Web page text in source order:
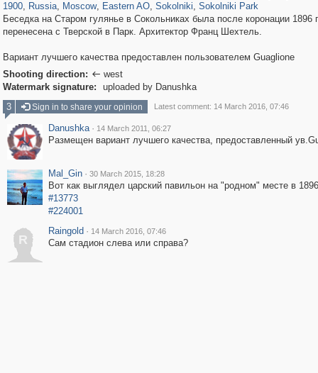
1900, Russia, Moscow, Eastern AO, Sokolniki, Sokolniki Park
Беседка на Старом гулянье в Сокольниках была после коронации 1896
перенесена с Тверской в Парк. Архитектор Франц Шехтель.
Вариант лучшего качества предоставлен пользователем Guaglione
Shooting direction:  west
Watermark signature:
uploaded by Danushka
3
Sign in to share your opinion Latest comment: 14 March 2016, 07:46
Danushka · 14 March 2011, 06:27
Размещен вариант лучшего качества, предоставленный
Mal_Gin · 30 March 2015, 18:28
Вот как выглядел царский павильон на "родном" месте в
#13773
#224001
R
Raingold · 14 March 2016, 07:46
Сам стадион слева или справа?